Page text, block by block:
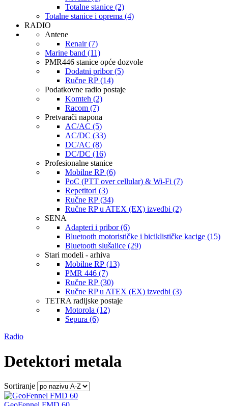
Totalne stanice (2)
Totalne stanice i oprema (4)
RADIO
Antene
Renair (7)
Marine band (11)
PMR446 stanice opće dozvole
Dodatni pribor (5)
Ručne RP (14)
Podatkovne radio postaje
Komteh (2)
Racom (7)
Pretvarači napona
AC/AC (5)
AC/DC (33)
DC/AC (8)
DC/DC (16)
Profesionalne stanice
Mobilne RP (6)
PoC (PTT over cellular) & Wi-Fi (7)
Repetitori (3)
Ručne RP (34)
Ručne RP u ATEX (EX) izvedbi (2)
SENA
Adapteri i pribor (6)
Bluetooth motorističke i biciklističke kacige (15)
Bluetooth slušalice (29)
Stari modeli - arhiva
Mobilne RP (13)
PMR 446 (7)
Ručne RP (30)
Ručne RP u ATEX (EX) izvedbi (3)
TETRA radijske postaje
Motorola (12)
Sepura (6)
Radio
Detektori metala
Sortiranje